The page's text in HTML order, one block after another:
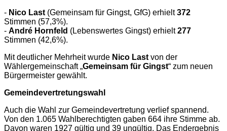
- Nico Last (Gemeinsam für Gingst, GfG) erhielt372
Stimmen (57,3%).
- André Hornfeld (Lebenswertes Gingst) erhielt277
Stimmen (42,6%).
Mit deutlicher Mehrheit wurde Nico Last von der
Wählergemeinschaft „Gemeinsam für Gingst“ zum neuen
Bürgermeister gewählt.
Gemeindevertretungswahl
Auch die Wahl zur Gemeindevertretung verlief spannend.
Von den 1.065 Wahlberechtigten gaben 664 ihre Stimme ab.
Davon waren 1927 gültig und 39 ungültig. Das Endergebnis